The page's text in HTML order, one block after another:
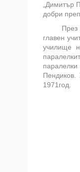
„Димитър
добри
През
главен
училище
Пендиков.
1971год.